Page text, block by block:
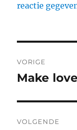
reactie
VORIGE
Vorig
Make
VOLGENDE